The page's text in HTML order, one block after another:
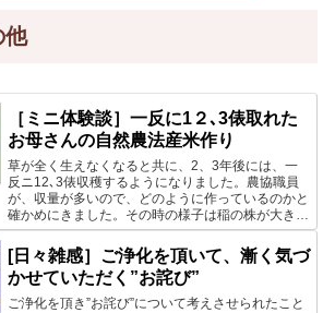
他
［ミニ体験談］一反に1２､3俵取れた
お母さんの自然農法産米作り
草が全く生えなくなると共に、2、3年後には、一
反ニ12､3俵収穫するようになりました。農協職員
が、収量が多いので、どのように作っているのかと
確かめにきました。その時の様子は稲の株が大き
く、穂が地面に付く程垂れ下がりずっしりと重く、
食べると甘味が濃い。
[日々雑感］ご浄化を頂いて、漸く気づ
かせていただく”お詫び”
ご浄化を頂き”お詫び”について考えさせられたこと